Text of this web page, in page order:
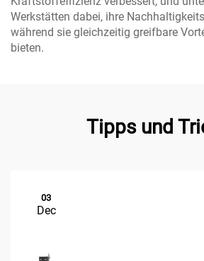
Werkstätten dabei, ihre
während sie gleichzeitig greifbare
bieten.
Tipps und
03
Dec